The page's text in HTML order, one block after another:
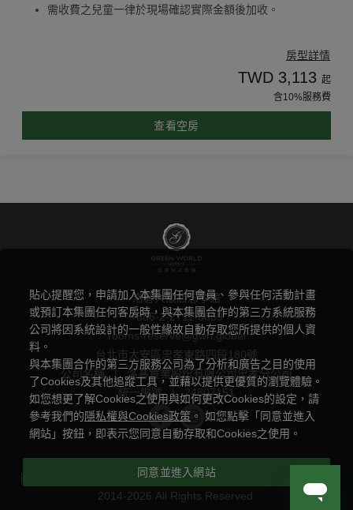
需收費之兒童一律於現場確認實際金額後加收。
房型詳情
TWD 3,113 起
含10%服務費
查看空房
洛碁大飯店忠孝館
+886-2-2711-6869
rooms-reserve@gwh.global
台北市大安區忠孝東路四段180號
公司名稱
|
洛碁實業股份有限公司忠孝分公司
統一編號
| 24807151
隱私權聲明與 Cookie 政策 | Powered by
2014-2026 All Rights Reserved.
貼心提醒您，申請加入本集團任何會員、參與任何活動計畫
或預訂本集團任何客房時，與本集團合作的第三方系統服務
公司將因系統設計的一般性緣故自動存取您所提供的個人資
料。
與本集團合作的第三方服務公司為了分析和廣告之目的使用
了Cookies及其他追蹤工具，並藉以提供更優質的瀏覽體驗。
如您想更了解Cookies之使用與如何更改Cookies的設定，請
參考我們的隱私權與Cookies政策 。 如您點擊「同意並進入
網站」按鈕，即表示您同意自動存取和Cookies之使用。
同意並進入網站